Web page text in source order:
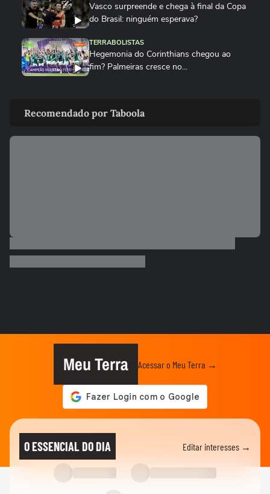
Vasco surpreende e chega à final da Copa
do Brasil: ninguém esperava?
TERRABOLISTAS
Hegemonia do Corinthians chegou ao
fim? Palmeiras cresce no...
TERRABOLISTAS
Brasileiro
Brasil vai chegar forte em 2026? Ancelotti
ainda busca o time ideal
Neymar deve ir à Copa? Discussão quente
sobre físico e função no...
Seleção perdeu identidade? Debate sobre
Recomendado por Taboola
Meu Terra Acessar o Meu Terra →
O ESSENCIAL DO DIA Editar interesses →